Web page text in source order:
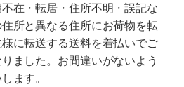
在・転居・住所不明・誤記な
所と異なる住所にお荷物を転
に転送する送料を着払いでご
ました。お間違いがないよう
ます。